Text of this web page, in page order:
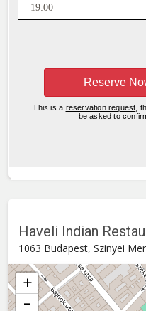
Haveli Indian
1063 Budapest, Szinyei
+
−